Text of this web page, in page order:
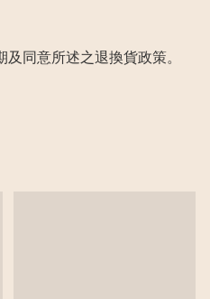
同意所述之退換貨政策。